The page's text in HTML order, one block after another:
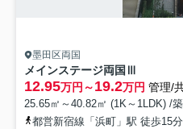
墨田区両国
メインステージ両国Ⅲ
12.95万円～19.2万円 管理/
25.65㎡～40.82㎡ (1K～1LDK) /
都営新宿線「浜町」駅 徒歩15分